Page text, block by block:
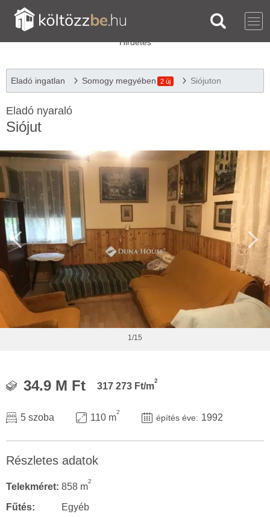
Eladó ingatlan Somogy megyében 2 új Siójuton
Eladó nyaraló
Siójut
1/15
34.9 M Ft 317 273 Ft/m
2
5 szoba 110 m
2
építés éve: 1992
Részletes adatok
Telekméret: 858 m
2
Fűtés:
Egyéb